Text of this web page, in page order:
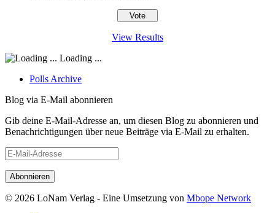
View Results
Loading ...
Polls Archive
Blog via E-Mail abonnieren
Gib deine E-Mail-Adresse an, um diesen Blog zu abonnieren und
Benachrichtigungen über neue Beiträge via E-Mail zu erhalten.
E-
Mail-
Adresse
© 2026 LoNam Verlag - Eine Umsetzung von Mbope Network